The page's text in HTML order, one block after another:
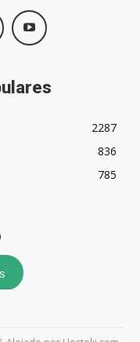
2287
836
785